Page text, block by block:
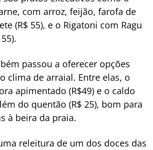
com arroz, feijão, farofa de
(R$ 55), e o Rigatoni com Ragu
passou a oferecer opções
clima de arraial. Entre elas, o
apimentado (R$49) e o caldo
do quentão (R$ 25), bom para
à beira da praia.
releitura de um dos doces das